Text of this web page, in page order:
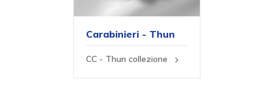
Carabinieri - Thun
CC - Thun collezione